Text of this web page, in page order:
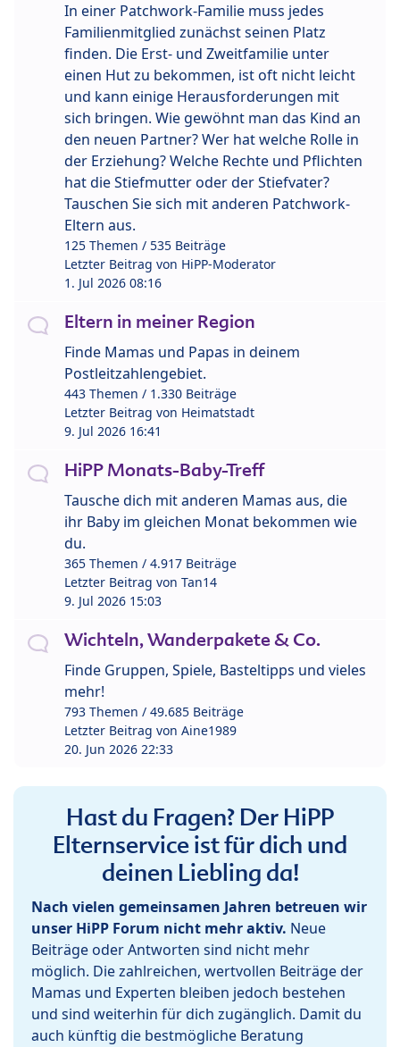
In einer Patchwork-Familie muss jedes
Familienmitglied zunächst seinen Platz
finden. Die Erst- und Zweitfamilie unter
einen Hut zu bekommen, ist oft nicht leicht
und kann einige Herausforderungen mit
sich bringen. Wie gewöhnt man das Kind an
den neuen Partner? Wer hat welche Rolle in
der Erziehung? Welche Rechte und Pflichten
hat die Stiefmutter oder der Stiefvater?
Tauschen Sie sich mit anderen Patchwork-
Eltern aus.
125 Themen / 535 Beiträge
Letzter Beitrag von HiPP-Moderator
1. Jul 2026 08:16
Eltern in meiner Region
Finde Mamas und Papas in deinem
Postleitzahlengebiet.
443 Themen / 1.330 Beiträge
Letzter Beitrag von Heimatstadt
9. Jul 2026 16:41
HiPP Monats-Baby-Treff
Tausche dich mit anderen Mamas aus, die
ihr Baby im gleichen Monat bekommen wie
du.
365 Themen / 4.917 Beiträge
Letzter Beitrag von Tan14
9. Jul 2026 15:03
Wichteln, Wanderpakete & Co.
Finde Gruppen, Spiele, Basteltipps und vieles
mehr!
793 Themen / 49.685 Beiträge
Letzter Beitrag von Aine1989
20. Jun 2026 22:33
Hast du Fragen? Der HiPP
Elternservice ist für dich und
deinen Liebling da!
Nach vielen gemeinsamen Jahren betreuen wir
unser HiPP Forum nicht mehr aktiv. Neue
Beiträge oder Antworten sind nicht mehr
möglich. Die zahlreichen, wertvollen Beiträge der
Mamas und Experten bleiben jedoch bestehen
und sind weiterhin für dich zugänglich. Damit du
auch künftig die bestmögliche Beratung